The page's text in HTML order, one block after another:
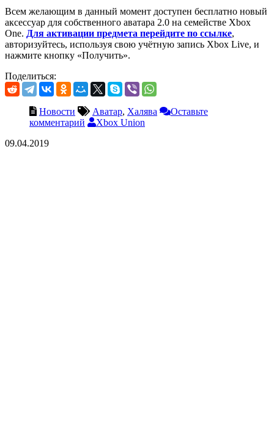
Всем желающим в данный момент доступен бесплатно новый
аксессуар для собственного аватара 2.0 на семействе Xbox
One. Для активации предмета перейдите по ссылке,
авторизуйтесь, используя свою учётную запись Xbox Live, и
нажмите кнопку «Получить».
Поделиться:
Новости Аватар, Халява
Оставьте
комментарий
Xbox Union
09.04.2019